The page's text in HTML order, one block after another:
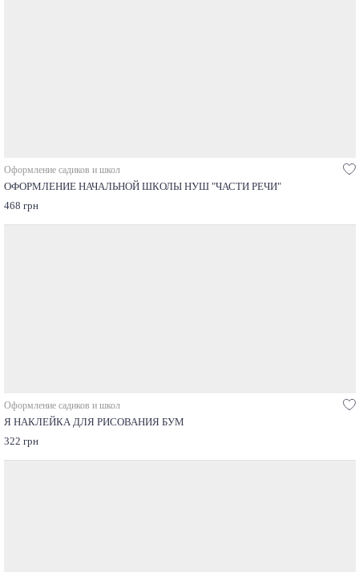
Оформление садиков и школ
ОФОРМЛЕНИЕ НАЧАЛЬНОЙ ШКОЛЫ НУШ "ЧАСТИ РЕЧИ"
468 грн
Оформление садиков и школ
Я НАКЛЕЙКА ДЛЯ РИСОВАНИЯ БУМ
322 грн